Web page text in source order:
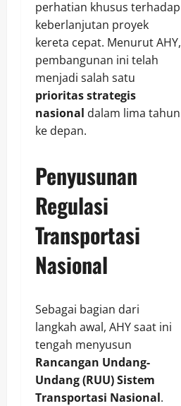
perhatian khusus terhadap
keberlanjutan proyek
kereta cepat. Menurut AHY,
pembangunan ini telah
menjadi salah satu
prioritas strategis
nasional dalam lima tahun
ke depan.
Penyusunan
Regulasi
Transportasi
Nasional
Sebagai bagian dari
langkah awal, AHY saat ini
tengah menyusun
Rancangan Undang-
Undang (RUU) Sistem
Transportasi Nasional.